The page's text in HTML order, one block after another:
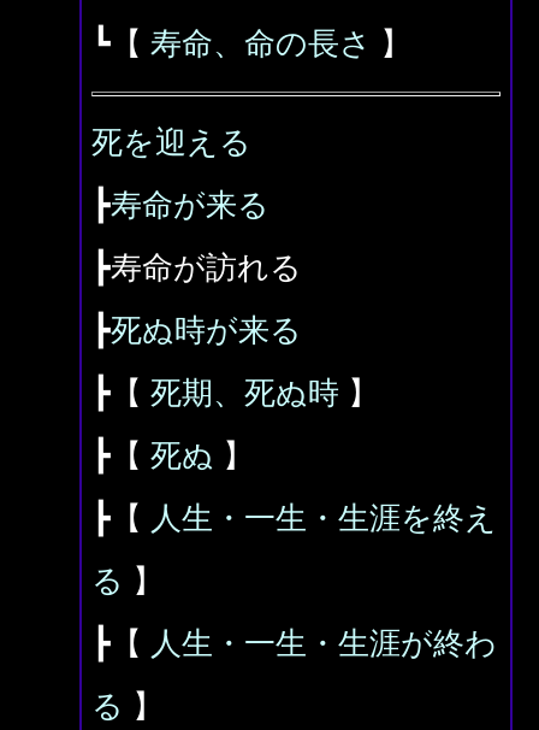
┗【 寿命、命の長さ 】
死を迎える
┣寿命が来る
┣寿命が訪れる
┣死ぬ時が来る
┣【 死期、死ぬ時 】
┣【 死ぬ 】
┣【 人生・一生・生涯を終え
る 】
┣【 人生・一生・生涯が終わ
る 】